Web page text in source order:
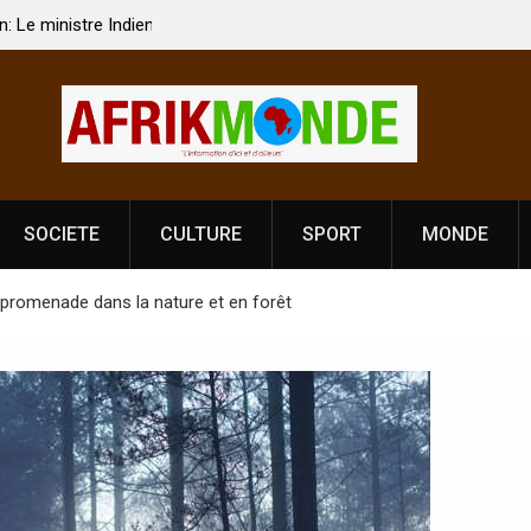
Singh à
de
Côte d’Ivoire, l’opérateur culturel Soldat
prononce
SOCIETE CULTURE SPORT MONDE
dans la nature et en forêt